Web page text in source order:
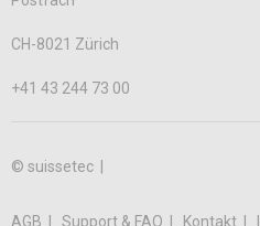
CH-8021 Zürich
+41 43 244 73 00
© suissetec |
AGB Support & FAQ Kontakt